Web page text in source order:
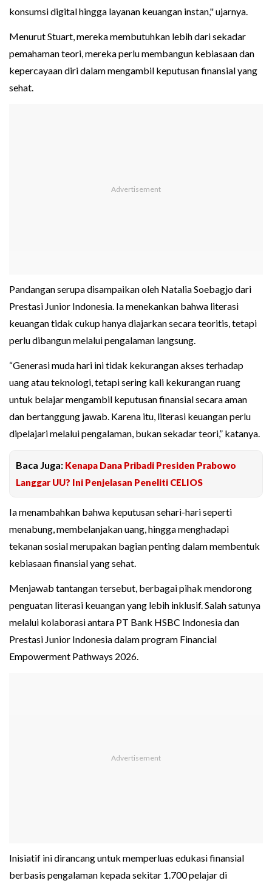
konsumsi digital hingga layanan keuangan instan," ujarnya.
Menurut Stuart, mereka membutuhkan lebih dari sekadar
pemahaman teori, mereka perlu membangun kebiasaan dan
kepercayaan diri dalam mengambil keputusan finansial yang
sehat.
Pandangan serupa disampaikan oleh Natalia Soebagjo dari
Prestasi Junior Indonesia. Ia menekankan bahwa literasi
keuangan tidak cukup hanya diajarkan secara teoritis, tetapi
perlu dibangun melalui pengalaman langsung.
“Generasi muda hari ini tidak kekurangan akses terhadap
uang atau teknologi, tetapi sering kali kekurangan ruang
untuk belajar mengambil keputusan finansial secara aman
dan bertanggung jawab. Karena itu, literasi keuangan perlu
dipelajari melalui pengalaman, bukan sekadar teori,” katanya.
Baca Juga: Kenapa Dana Pribadi Presiden Prabowo
Langgar UU? Ini Penjelasan Peneliti CELIOS
Ia menambahkan bahwa keputusan sehari-hari seperti
menabung, membelanjakan uang, hingga menghadapi
tekanan sosial merupakan bagian penting dalam membentuk
kebiasaan finansial yang sehat.
Menjawab tantangan tersebut, berbagai pihak mendorong
penguatan literasi keuangan yang lebih inklusif. Salah satunya
melalui kolaborasi antara PT Bank HSBC Indonesia dan
Prestasi Junior Indonesia dalam program Financial
Empowerment Pathways 2026.
Inisiatif ini dirancang untuk memperluas edukasi finansial
berbasis pengalaman kepada sekitar 1.700 pelajar di